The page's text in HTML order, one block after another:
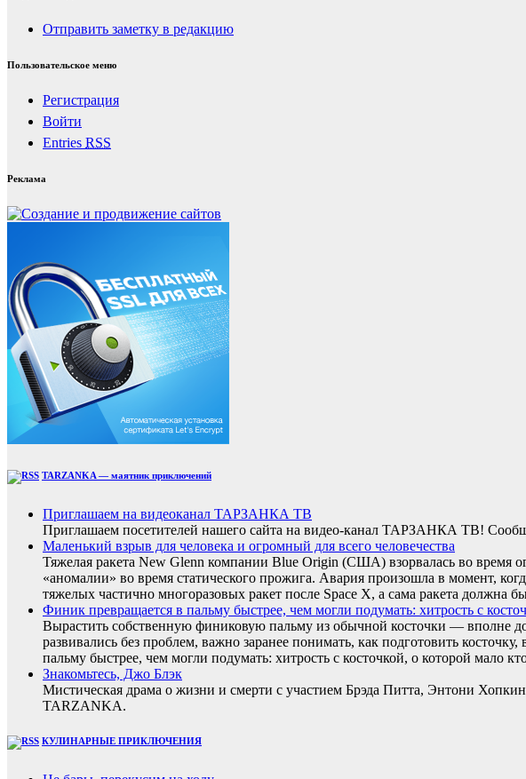
Отправить заметку в редакцию
Пользовательское меню
Регистрация
Войти
Entries RSS
Реклама
TARZANKA — маятник приключений
Приглашаем на видеоканал ТАРЗАНКА ТВ
Приглашаем посетителей нашего сайта на видео-канал ТАРЗАНКА ТВ!
Маленький взрыв для человека и огромный для всего человечества
Тяжелая ракета New Glenn компании Blue Origin (США) взорвалась во
«аномалии» во время статического прожига. Авария произошла в момент,
тяжелых частично многоразовых ракет после Space X, а сама ракета должна
Финик превращается в пальму быстрее, чем могли подумать: хитрость с
Вырастить собственную финиковую пальму из обычной косточки — вполне
развивались без проблем, важно заранее понимать, как подготовить
пальму быстрее, чем могли подумать: хитрость с косточкой, о которой мало
Знакомьтесь, Джо Блэк
Мистическая драма о жизни и смерти с участием Брэда Питта, Энтони
TARZANKA.
КУЛИНАРНЫЕ ПРИКЛЮЧЕНИЯ